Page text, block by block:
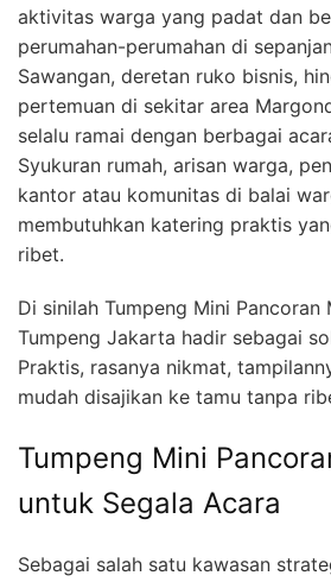
aktivitas warga yang padat dan
perumahan-perumahan di
Sawangan, deretan ruko bisnis,
pertemuan di sekitar area
selalu ramai dengan berbagai
Syukuran rumah, arisan warga,
kantor atau komunitas di balai
membutuhkan katering praktis
ribet.
Di sinilah Tumpeng Mini Pancoran
Tumpeng Jakarta hadir sebagai
Praktis, rasanya nikmat,
mudah disajikan ke tamu tanpa
Tumpeng Mini
untuk Segala Acara
Sebagai salah satu kawasan